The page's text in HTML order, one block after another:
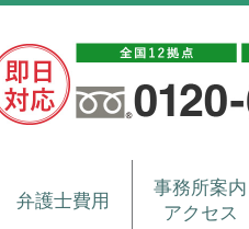
弁護士費用
事務所案内
アクセス